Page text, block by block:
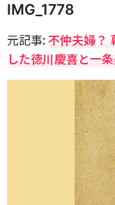
IMG_1778
元記事:不仲夫婦？
した徳川慶喜と一